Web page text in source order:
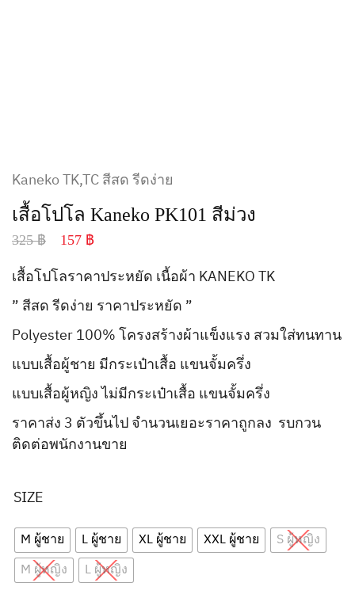
Kaneko TK,TC สีสด รีดง่าย
เสื้อโปโล Kaneko PK101 สีม่วง
325฿ 157 ฿
เสื้อโปโลราคาประหยัด เนื้อผ้า KANEKO TK
” สีสด รีดง่าย ราคาประหยัด ”
Polyester 100% โครงสร้างผ้าแข็งแรง สวมใส่ทนทาน
แบบเสื้อผู้ชาย มีกระเป๋าเสื้อ แขนจั้มครึ่ง
แบบเสื้อผู้หญิง ไม่มีกระเป๋าเสื้อ แขนจั้มครึ่ง
ราคาส่ง 3 ตัวขึ้นไป จำนวนเยอะราคาถูกลง รบกวน
ติดต่อพนักงานขาย
SIZE
M ผู้ชาย L ผู้ชาย XL ผู้ชาย XXL ผู้ชาย
S ผู้หญิง
M ผู้หญิง
L ผู้หญิง